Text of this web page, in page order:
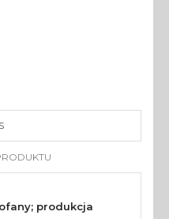
produkcja